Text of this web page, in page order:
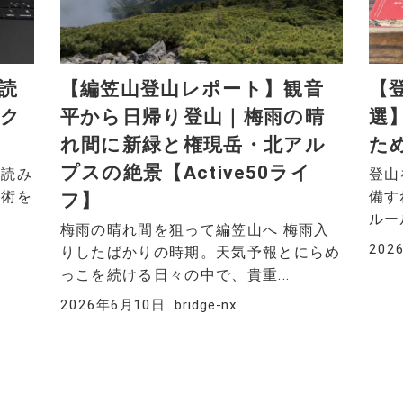
み
を
【編笠山登山レポート】観音
平から日帰り登山｜梅雨の晴
れ間に新緑と権現岳・北アル
プスの絶景【Active50ライ
フ】
梅雨の晴れ間を狙って編笠山へ 梅雨入
りしたばかりの時期。天気予報とにらめ
っこを続ける日々の中で、貴重...
2026年6月10日 bridge-nx
【
選
た
登
備
ル